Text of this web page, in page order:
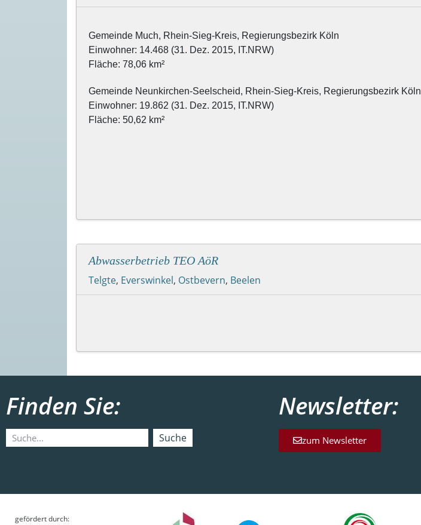
Gemeinde Much, Rhein-Sieg-Kreis, Regierungsbezirk Köln
Einwohner: 14.468 (31. Dez. 2015, IT.NRW)
Fläche: 78,06 km²
Gemeinde Neunkirchen-Seelscheid, Rhein-Sieg-Kreis, Regierungsbezirk Köln
Einwohner: 19.862 (31. Dez. 2015, IT.NRW)
Fläche: 50,62 km²
Abwasserbetrieb TEO AöR
Telgte, Everswinkel, Ostbevern, Beelen
Finden Sie:
Suche
Newsletter:
zum Newsletter
gefördert durch: